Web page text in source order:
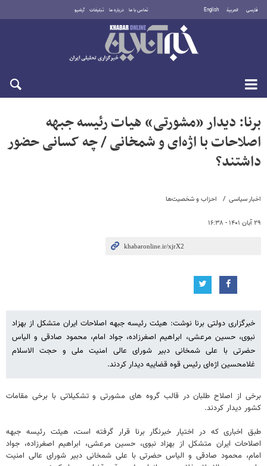
فارسی العربية English تماس با ما درباره ما تبلیغات آرشیو
شنبه ۱۷ مرداد ۱۴۰۵
اخبار سیاسی احزاب و شخصیت‌ها
۲۹ آبان ۱۴۰۱ - ۱۶:۳۸
برنا: دیدار «مشورتی» هیات رئیسه جبهه
اصلاحات با اژه‌ای و شمخانی / چه کسانی حضور
داشتند؟
خبرگزاری دولتی برنا نوشت: هیئت رئیسه جبهه اصلاحات ایران متشکل از بهزاد
نبوی، حسین مرعشی، ابراهیم اصغرزاده، جواد امام، محمود صادقی و الیاس
حضرتی با علی شمخانی دبیر شورای عالی امنیت ملی و حجت الاسلام
غلامحسین اژه‌ای رئیس قوه قضاییه دیدار کردند.
برخی از اصلاح طلبان در قالب گروه های مشورتی و تشکیلاتی با برخی مقامات
کشور دیدار کردند.
طبق اخباری که در اختیار خبرنگار برنا قرار گرفته است، هیئت رئیسه جبهه
اصلاحات ایران متشکل از بهزاد نبوی، حسین مرعشی، ابراهیم اصغرزاده، جواد
امام، محمود صادقی و الیاس حضرتی با علی شمخانی دبیر شورای عالی امنیت